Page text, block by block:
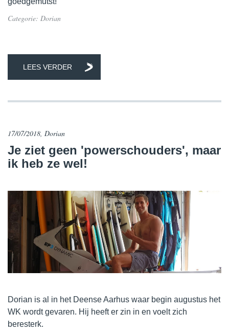
Categorie: Dorian
LEES VERDER
17/07/2018, Dorian
Je ziet geen 'powerschouders', maar
ik heb ze wel!
Dorian is al in het Deense Aarhus waar begin augustus het
WK wordt gevaren. Hij heeft er zin in en voelt zich
beresterk.